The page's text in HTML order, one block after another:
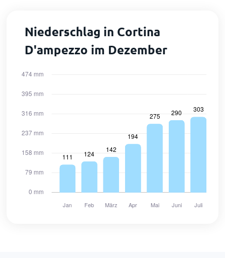
Niederschlag in Cortina
D'ampezzo im Dezember